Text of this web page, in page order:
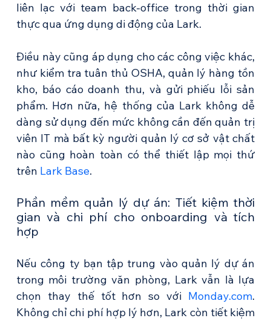
liên lạc với team back-office trong thời gian
thực qua ứng dụng di động của Lark.
Điều này cũng áp dụng cho các công việc khác,
như kiểm tra tuân thủ OSHA, quản lý hàng tồn
kho, báo cáo doanh thu, và gửi phiếu lỗi sản
phẩm. Hơn nữa, hệ thống của Lark không dễ
dàng sử dụng đến mức không cần đến quản trị
viên IT mà bất kỳ người quản lý cơ sở vật chất
nào cũng hoàn toàn có thể thiết lập mọi thứ
trên Lark Base.
Phần mềm quản lý dự án: Tiết kiệm thời
gian và chi phí cho onboarding và tích
hợp
Nếu công ty bạn tập trung vào quản lý dự án
trong môi trường văn phòng, Lark vẫn là lựa
chọn thay thế tốt hơn so với Monday.com.
Không chỉ chi phí hợp lý hơn, Lark còn tiết kiệm